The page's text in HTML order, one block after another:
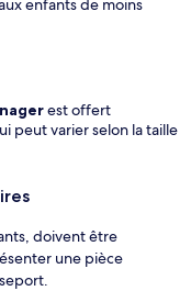
enfants de moins
est offert
peut varier selon la taille
doivent être
une pièce